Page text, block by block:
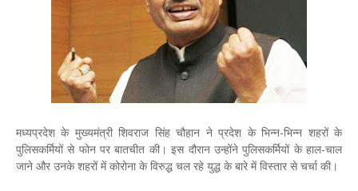
मध्यप्रदेश के मुख्यमंत्री शिवराज सिंह चौहान ने प्रदेश के भिन्न-भिन्न शहरों के
पुलिसकर्मियों से फोन पर बातचीत की। इस दौरान उन्होंने पुलिसकर्मियों के हाल-चाल
जाने और उनके शहरों में कोरोना के विरुद्ध चल रहे युद्ध के बारे में विस्तार से चर्चा की।